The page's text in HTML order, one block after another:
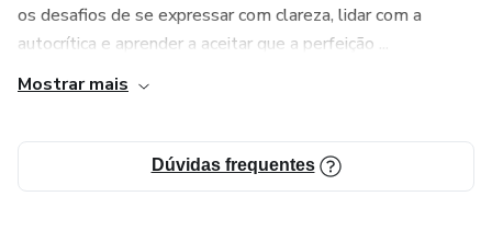
When the diagnosis of pancreatic cancer interrupts the
future they imagined, Joana discovers that true love
resides not only in happy days, but also in permanence,
os desafios de se expressar com clareza, lidar com a
autocrítica e aprender a aceitar que a perfeição ...
Mostrar mais
Dúvidas frequentes